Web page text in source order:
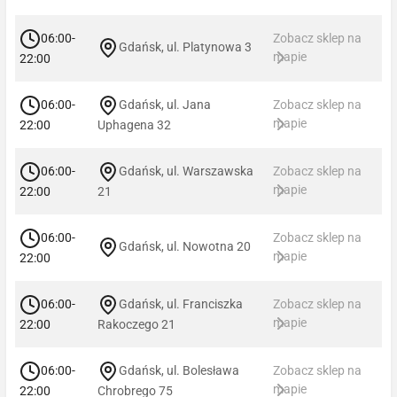
06:00-
22:00
Gdańsk, ul. Platynowa 3
Zobacz sklep na
mapie
06:00-
22:00
Gdańsk, ul. Jana
Uphagena 32
Zobacz sklep na
mapie
06:00-
22:00
Gdańsk, ul. Warszawska
21
Zobacz sklep na
mapie
06:00-
22:00
Gdańsk, ul. Nowotna 20
Zobacz sklep na
mapie
06:00-
22:00
Gdańsk, ul. Franciszka
Rakoczego 21
Zobacz sklep na
mapie
06:00-
22:00
Gdańsk, ul. Bolesława
Chrobrego 75
Zobacz sklep na
mapie